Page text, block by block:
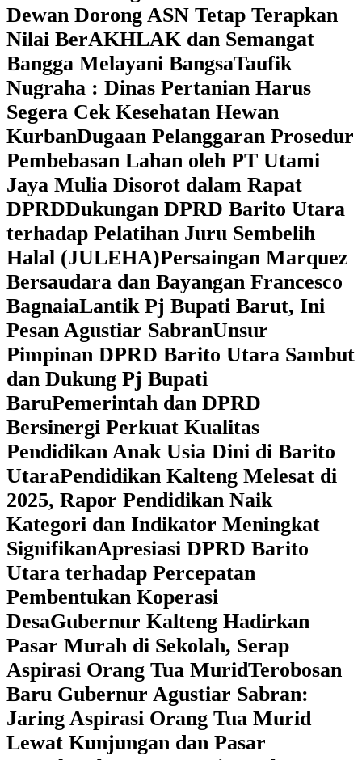
Dewan Dorong ASN Tetap Terapkan
Nilai BerAKHLAK dan Semangat
Bangga Melayani BangsaTaufik
Nugraha : Dinas Pertanian Harus
Segera Cek Kesehatan Hewan
KurbanDugaan Pelanggaran Prosedur
Pembebasan Lahan oleh PT Utami
Jaya Mulia Disorot dalam Rapat
DPRDDukungan DPRD Barito Utara
terhadap Pelatihan Juru Sembelih
Halal (JULEHA)Persaingan Marquez
Bersaudara dan Bayangan Francesco
BagnaiaLantik Pj Bupati Barut, Ini
Pesan Agustiar SabranUnsur
Pimpinan DPRD Barito Utara Sambut
dan Dukung Pj Bupati
BaruPemerintah dan DPRD
Bersinergi Perkuat Kualitas
Pendidikan Anak Usia Dini di Barito
Utara‎Pendidikan Kalteng Melesat di
2025, Rapor Pendidikan Naik
Kategori dan Indikator Meningkat
SignifikanApresiasi DPRD Barito
Utara terhadap Percepatan
Pembentukan Koperasi
Desa‎Gubernur Kalteng Hadirkan
Pasar Murah di Sekolah, Serap
Aspirasi Orang Tua Murid‎Terobosan
Baru Gubernur Agustiar Sabran:
Jaring Aspirasi Orang Tua Murid
Lewat Kunjungan dan Pasar